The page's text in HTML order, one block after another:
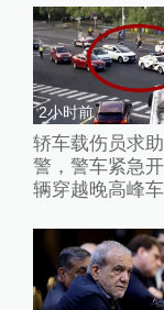
2小时前
轿车载伤员求
警，警车紧急
辆穿越晚高峰